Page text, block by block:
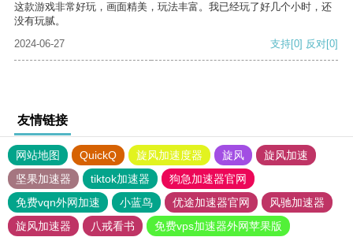
这款游戏非常好玩，画面精美，玩法丰富。我已经玩了好几个小时，还
没有玩腻。
2024-06-27
支持[0] 反对[0]
友情链接
网站地图 QuickQ 旋风加速度器 旋风
旋风加速
坚果加速器
tiktok加速器
狗急加速器官网
免费vqn外网加速
小蓝鸟 优途加速器官网
风驰加速器
旋风加速器
八戒看书
免费vps加速器外网苹果版